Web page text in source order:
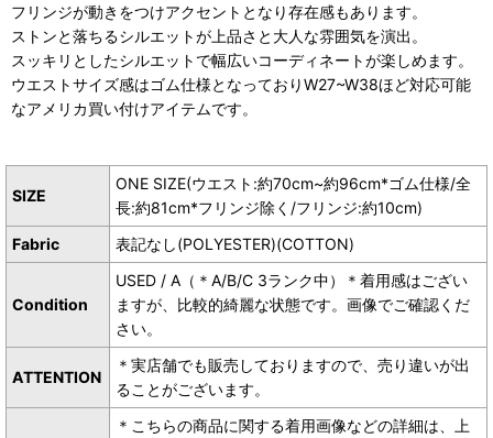
フリンジが動きをつけアクセントとなり存在感もあります。
ストンと落ちるシルエットが上品さと大人な雰囲気を演出。
スッキリとしたシルエットで幅広いコーディネートが楽しめます。
ウエストサイズ感はゴム仕様となっておりW27~W38ほど対応可能
なアメリカ買い付けアイテムです。
SIZE
ONE SIZE(ウエスト:約70cm~約96cm*ゴム仕様/全
長:約81cm*フリンジ除く/フリンジ:約10cm)
Fabric
表記なし(POLYESTER)(COTTON)
Condition
USED / A（＊A/B/C 3ランク中）＊着用感はござい
ますが、比較的綺麗な状態です。画像でご確認くだ
さい。
ATTENTION
＊実店舗でも販売しておりますので、売り違いが出
ることがございます。
＊こちらの商品に関する着用画像などの詳細は、上